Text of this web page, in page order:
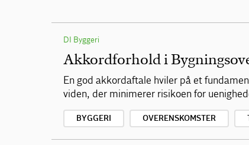
DI Byggeri
Akkordforhold i
En god akkordaftale hviler på et
viden, der minimerer risikoen for
BYGGERI OVERENSKOMSTER